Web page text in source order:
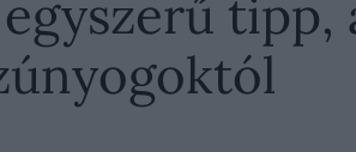
tipp,